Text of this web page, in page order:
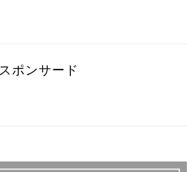
スポンサード